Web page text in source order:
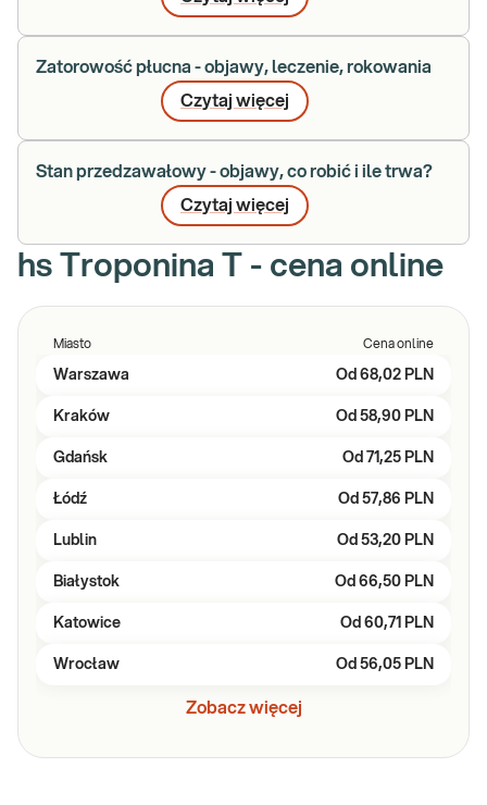
Zatorowość płucna - objawy, leczenie, rokowania
Czytaj więcej
Stan przedzawałowy - objawy, co robić i ile trwa?
Czytaj więcej
hs Troponina T - cena online
Miasto Cena online
Warszawa Od 68,02 PLN
Kraków Od 58,90 PLN
Gdańsk Od 71,25 PLN
Łódź Od 57,86 PLN
Lublin Od 53,20 PLN
Białystok Od 66,50 PLN
Katowice Od 60,71 PLN
Wrocław Od 56,05 PLN
Zobacz więcej